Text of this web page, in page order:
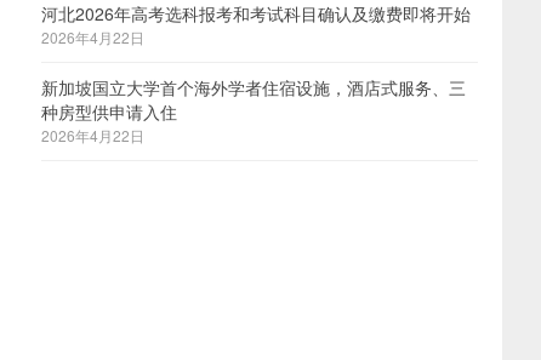
河北2026年高考选科报考和考试科目确认及缴费即将开始
2026年4月22日
新加坡国立大学首个海外学者住宿设施，酒店式服务、三
种房型供申请入住
2026年4月22日